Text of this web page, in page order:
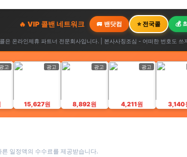
🔥 VIP 콜밴 네트워크 🚐 밴닷컴 ⭐ 전국콜 💰
은 온라인제휴 파트너 전문회사입니다. | 본사사칭조심 - 어떠한 번호도 쓰
고 광고
15,627원
광고
8,892원
광고
4,211원 3,140
일정액의 수수료를 제공받습니다.